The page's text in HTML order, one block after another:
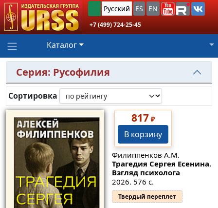
Русский ES EN
+7 (499) 724-25-45
Каталог
Серия: Русофилия
Сортировка
817₽
В корзину
Филиппенков А.М.
Трагедия Сергея Есенина.
Взгляд психолога
2026. 576 с.
Твердый переплет